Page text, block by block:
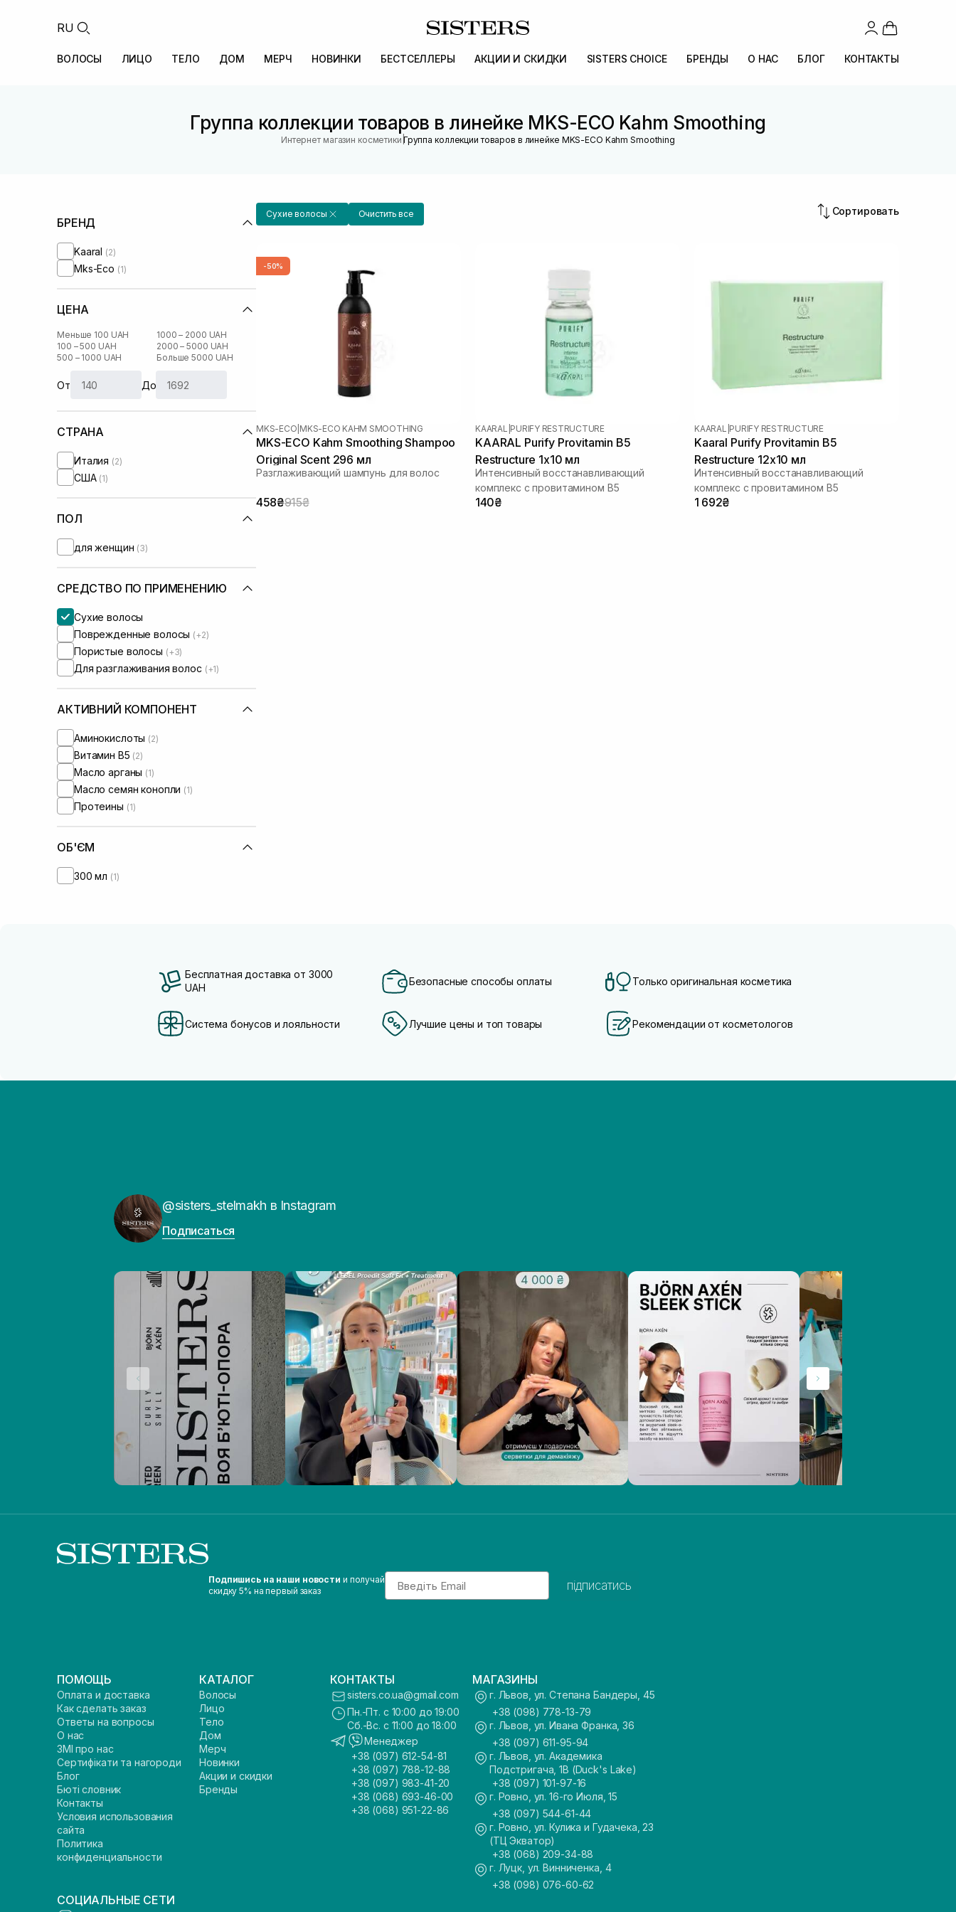
RU
ВОЛОСЫ ЛИЦО ТЕЛО ДОМ МЕРЧ НОВИНКИ БЕСТСЕЛЛЕРЫ АКЦИИ И СКИДКИ SISTERS CHOICE БРЕНДЫ О НАС БЛОГ КОНТАКТЫ
Группа коллекции товаров в линейке MKS-ECO Kahm Smoothing
Интернет магазин косметики |Группа коллекции товаров в линейке MKS-ECO Kahm Smoothing
БРЕНД
Kaaral (2)
Mks-Eco (1)
ЦЕНА
Меньше 100 UAH
100 – 500 UAH
500 – 1000 UAH
1000 – 2000 UAH
2000 – 5000 UAH
Больше 5000 UAH
От До
СТРАНА
Италия (2)
США (1)
ПОЛ
для женщин (3)
СРЕДСТВО ПО ПРИМЕНЕНИЮ
Сухие волосы
Поврежденные волосы (+2)
Пористые волосы (+3)
Для разглаживания волос (+1)
АКТИВНИЙ КОМПОНЕНТ
Аминокислоты (2)
Витамин B5 (2)
Масло арганы (1)
Масло семян конопли (1)
Протеины (1)
ОБ'ЄМ
300 мл (1)
Сухие волосы Очистить все Сортировать
-50%
MKS-ECO MKS-ECO KAHM SMOOTHING
MKS-ECO Kahm Smoothing Shampoo
Original Scent 296 мл
Разглаживающий шампунь для волос
458₴915₴
KAARAL PURIFY RESTRUCTURE
KAARAL Purify Provitamin B5
Restructure 1х10 мл
Интенсивный восстанавливающий
комплекс с провитамином В5
140₴
KAARAL PURIFY RESTRUCTURE
Kaaral Purify Provitamin B5
Restructure 12х10 мл
Интенсивный восстанавливающий
комплекс с провитамином В5
1 692₴
Бесплатная доставка от 3000
UAH
Безопасные способы оплаты Только оригинальная косметика
Система бонусов и лояльности Лучшие цены и топ товары Рекомендации от косметологов
@sisters_stelmakh в Instagram
Подписаться
Подпишись на наши новости и получай
скидку 5% на первый заказ
Email
підписатись
ПОМОЩЬ
Оплата и доставка
Как сделать заказ
Ответы на вопросы
О нас
ЗМІ про нас
Сертифікати та нагороди
Блог
Бюті словник
Контакты
Условия использования
сайта
Политика
конфиденциальности
КАТАЛОГ
Волосы
Лицо
Тело
Дом
Мерч
Новинки
Акции и скидки
Бренды
КОНТАКТЫ
sisters.co.ua@gmail.com
Пн.-Пт. с 10:00 до 19:00
Сб.-Вс. с 11:00 до 18:00
Менеджер
+38 (097) 612-54-81
+38 (097) 788-12-88
+38 (097) 983-41-20
+38 (068) 693-46-00
+38 (068) 951-22-86
МАГАЗИНЫ
г. Львов, ул. Степана Бандеры, 45
+38 (098) 778-13-79
г. Львов, ул. Ивана Франка, 36
+38 (097) 611-95-94
г. Львов, ул. Академика
Подстригача, 1В (Duck's Lake)
+38 (097) 101-97-16
г. Ровно, ул. 16-го Июля, 15
+38 (097) 544-61-44
г. Ровно, ул. Кулика и Гудачека, 23
(ТЦ Экватор)
+38 (068) 209-34-88
г. Луцк, ул. Винниченка, 4
+38 (098) 076-60-62
СОЦИАЛЬНЫЕ СЕТИ